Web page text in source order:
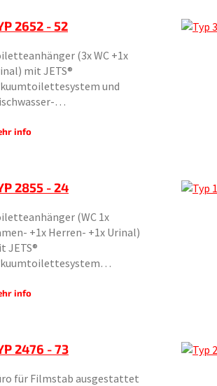
2652 - 52
(3x WC +1x
mit JETS®
und
…
info
2855 - 24
(WC 1x
+1x Herren- +1x Urinal)
JETS®
info
2476 - 73
für Filmstab ausgestattet